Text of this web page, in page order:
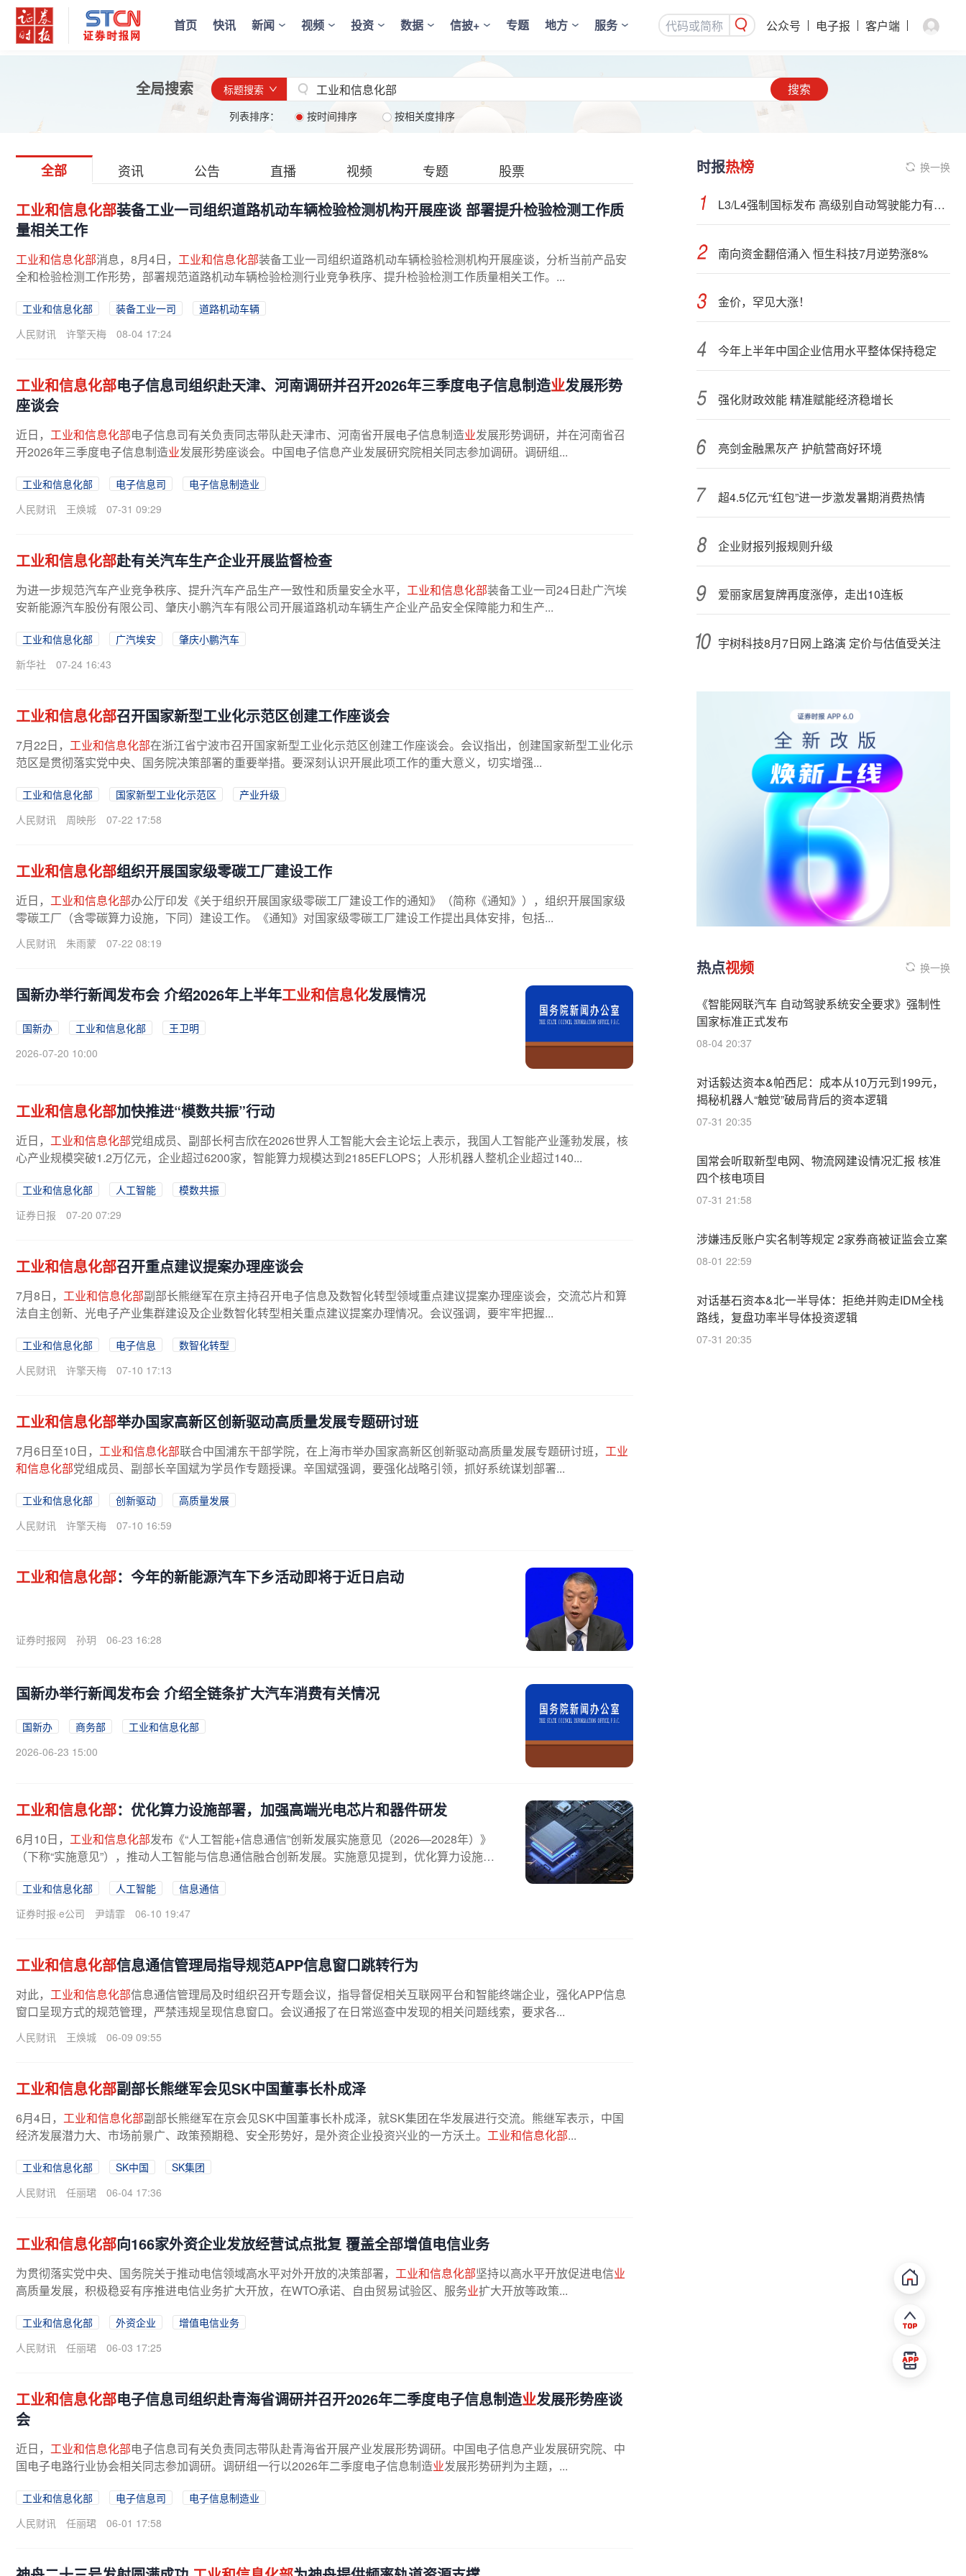
首页 快讯 新闻 视频 投资 数据 信披+ 专题 地方 服务 公众号 电子报 客户端
全局搜索 标题搜索 搜索
列表排序： 按时间排序 按相关度排序
全部 资讯 公告 直播 视频 专题 股票
工业和信息化部装备工业一司组织道路机动车辆检验检测机构开展座谈 部署提升检验检测工作质
量相关工作
工业和信息化部消息，8月4日， 工业和信息化部装备工业一司组织道路机动车辆检验检测机构开展座谈，分析当前产品安
全和检验检测工作形势，部署规范道路机动车辆检验检测行业竞争秩序、提升检验检测工作质量相关工作。...
工业和信息化部 装备工业一司
道路机动车辆
人民财讯
许擎天梅 08-04 17:24
工业和信息化部电子信息司组织赴天津、河南调研并召开2026年三季度电子信息制造业发展形势
座谈会
近日， 工业和信息化部电子信息司有关负责同志带队赴天津市、河南省开展电子信息制造业发展形势调研，并在河南省召
开2026年三季度电子信息制造业发展形势座谈会。中国电子信息产业发展研究院相关同志参加调研。调研组...
工业和信息化部 电子信息司
电子信息制造业
人民财讯
王焕城 07-31 09:29
工业和信息化部赴有关汽车生产企业开展监督检查
为进一步规范汽车产业竞争秩序、提升汽车产品生产一致性和质量安全水平， 工业和信息化部装备工业一司24日赴广汽埃
安新能源汽车股份有限公司、肇庆小鹏汽车有限公司开展道路机动车辆生产企业产品安全保障能力和生产...
工业和信息化部 广汽埃安
肇庆小鹏汽车
新华社
07-24 16:43
工业和信息化部召开国家新型工业化示范区创建工作座谈会
7月22日， 工业和信息化部在浙江省宁波市召开国家新型工业化示范区创建工作座谈会。会议指出，创建国家新型工业化示
范区是贯彻落实党中央、国务院决策部署的重要举措。要深刻认识开展此项工作的重大意义，切实增强...
工业和信息化部 国家新型工业化示范区
产业升级
人民财讯
周映彤 07-22 17:58
工业和信息化部组织开展国家级零碳工厂建设工作
近日， 工业和信息化部办公厅印发《关于组织开展国家级零碳工厂建设工作的通知》（简称《通知》），组织开展国家级
零碳工厂（含零碳算力设施，下同）建设工作。《通知》对国家级零碳工厂建设工作提出具体安排，包括...
人民财讯 朱雨蒙 07-22 08:19
国新办举行新闻发布会 介绍2026年上半年工业和信息化发展情况
国新办 工业和信息化部
王卫明
2026-07-20 10:00
工业和信息化部加快推进“模数共振”行动
近日， 工业和信息化部党组成员、副部长柯吉欣在2026世界人工智能大会主论坛上表示，我国人工智能产业蓬勃发展，核
心产业规模突破1.2万亿元，企业超过6200家，智能算力规模达到2185EFLOPS；人形机器人整机企业超过140...
工业和信息化部 人工智能
模数共振
证券日报
07-20 07:29
工业和信息化部召开重点建议提案办理座谈会
7月8日， 工业和信息化部副部长熊继军在京主持召开电子信息及数智化转型领域重点建议提案办理座谈会，交流芯片和算
法自主创新、光电子产业集群建设及企业数智化转型相关重点建议提案办理情况。会议强调，要牢牢把握...
工业和信息化部 电子信息
数智化转型
人民财讯
许擎天梅 07-10 17:13
工业和信息化部举办国家高新区创新驱动高质量发展专题研讨班
7月6日至10日， 工业和信息化部联合中国浦东干部学院，在上海市举办国家高新区创新驱动高质量发展专题研讨班， 工业
和信息化部党组成员、副部长辛国斌为学员作专题授课。辛国斌强调，要强化战略引领，抓好系统谋划部署...
工业和信息化部 创新驱动
高质量发展
人民财讯
许擎天梅 07-10 16:59
工业和信息化部：今年的新能源汽车下乡活动即将于近日启动
证券时报网 孙玥 06-23 16:28
国新办举行新闻发布会 介绍全链条扩大汽车消费有关情况
国新办 商务部
工业和信息化部
2026-06-23 15:00
工业和信息化部：优化算力设施部署，加强高端光电芯片和器件研发
6月10日， 工业和信息化部发布《“人工智能+信息通信”创新发展实施意见（2026—2028年）》
（下称“实施意见”），推动人工智能与信息通信融合创新发展。实施意见提到，优化算力设施部
工业和信息化部 人工智能
信息通信
证券时报·e公司
尹靖霏 06-10 19:47
工业和信息化部信息通信管理局指导规范APP信息窗口跳转行为
对此， 工业和信息化部信息通信管理局及时组织召开专题会议，指导督促相关互联网平台和智能终端企业，强化APP信息
窗口呈现方式的规范管理，严禁违规呈现信息窗口。会议通报了在日常巡查中发现的相关问题线索，要求各...
人民财讯 王焕城 06-09 09:55
工业和信息化部副部长熊继军会见SK中国董事长朴成泽
6月4日， 工业和信息化部副部长熊继军在京会见SK中国董事长朴成泽，就SK集团在华发展进行交流。熊继军表示，中国
经济发展潜力大、市场前景广、政策预期稳、安全形势好，是外资企业投资兴业的一方沃土。 工业和信息化部...
工业和信息化部 SK中国
SK集团
人民财讯
任丽珺 06-04 17:36
工业和信息化部向166家外资企业发放经营试点批复 覆盖全部增值电信业务
为贯彻落实党中央、国务院关于推动电信领域高水平对外开放的决策部署， 工业和信息化部坚持以高水平开放促进电信业
高质量发展，积极稳妥有序推进电信业务扩大开放，在WTO承诺、自由贸易试验区、服务业扩大开放等政策...
工业和信息化部 外资企业
增值电信业务
人民财讯
任丽珺 06-03 17:25
工业和信息化部电子信息司组织赴青海省调研并召开2026年二季度电子信息制造业发展形势座谈
会
近日， 工业和信息化部电子信息司有关负责同志带队赴青海省开展产业发展形势调研。中国电子信息产业发展研究院、中
国电子电路行业协会相关同志参加调研。调研组一行以2026年二季度电子信息制造业发展形势研判为主题，...
工业和信息化部 电子信息司
电子信息制造业
人民财讯
任丽珺 06-01 17:58
时报热榜 换一换
L3/L4强制国标发布 高级别自动驾驶能力有望看齐“老司机”
南向资金翻倍涌入 恒生科技7月逆势涨8%
金价，罕见大涨！
今年上半年中国企业信用水平整体保持稳定
强化财政效能 精准赋能经济稳增长
亮剑金融黑灰产 护航营商好环境
超4.5亿元“红包”进一步激发暑期消费热情
企业财报列报规则升级
爱丽家居复牌再度涨停，走出10连板
宇树科技8月7日网上路演 定价与估值受关注
热点视频 换一换
《智能网联汽车 自动驾驶系统安全要求》强制性
国家标准正式发布
08-04 20:37
对话毅达资本&帕西尼：成本从10万元到199元，
揭秘机器人“触觉”破局背后的资本逻辑
07-31 20:35
国常会听取新型电网、物流网建设情况汇报 核准
四个核电项目
07-31 21:58
涉嫌违反账户实名制等规定 2家券商被证监会立案
08-01 22:59
对话基石资本&北一半导体：拒绝并购走IDM全栈
路线，复盘功率半导体投资逻辑
07-31 20:35